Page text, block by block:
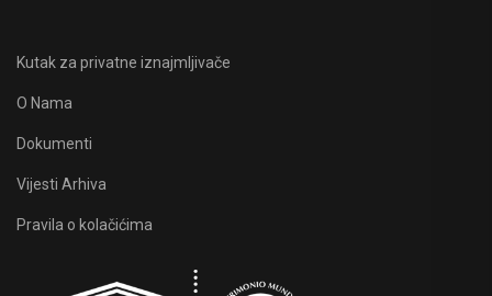
Kutak za privatne iznajmljivače
O Nama
Dokumenti
Vijesti Arhiva
Pravila o kolačićima